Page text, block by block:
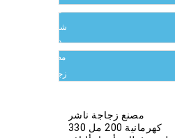
فتيل
شمعة
(12)غطاء
مصباح
زجاجي
مصنع زجاجة ناشر
كهرمانية 200 مل 330